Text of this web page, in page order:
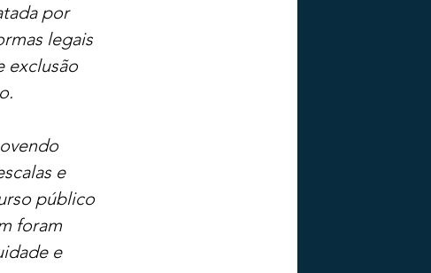
por
legais
exclusão
e
público
foram
e